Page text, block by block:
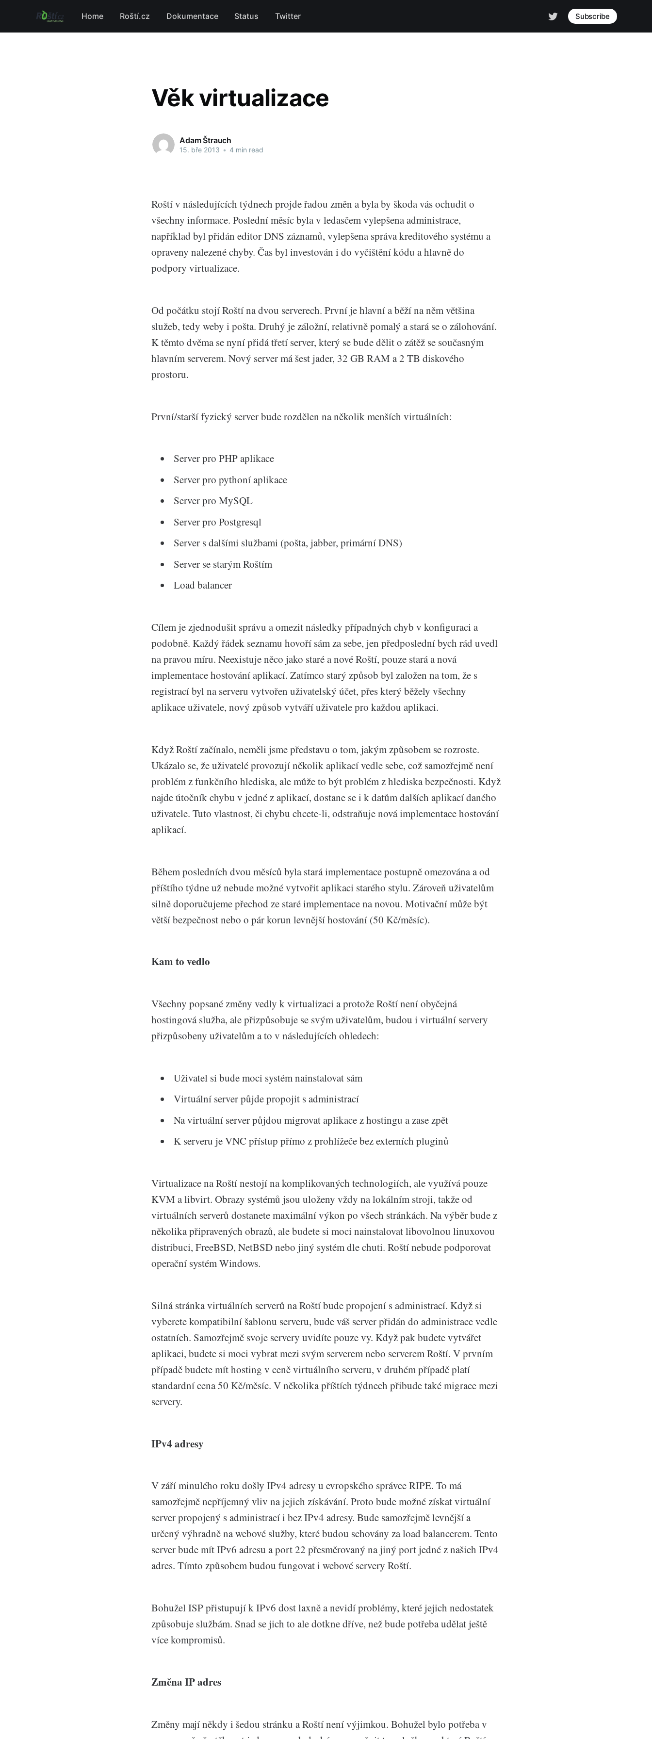
Home Roští.cz Dokumentace Status Twitter Subscribe
Věk virtualizace
Adam Štrauch
15. bře 2013 • 4 min read
Roští v následujících týdnech projde řadou změn a byla by škoda vás ochudit o
všechny informace. Poslední měsíc byla v ledasčem vylepšena administrace,
například byl přidán editor DNS záznamů, vylepšena správa kreditového systému a
opraveny nalezené chyby. Čas byl investován i do vyčištění kódu a hlavně do
podpory virtualizace.
Od počátku stojí Roští na dvou serverech. První je hlavní a běží na něm většina
služeb, tedy weby i pošta. Druhý je záložní, relativně pomalý a stará se o zálohování.
K těmto dvěma se nyní přidá třetí server, který se bude dělit o zátěž se současným
hlavním serverem. Nový server má šest jader, 32 GB RAM a 2 TB diskového
prostoru.
První/starší fyzický server bude rozdělen na několik menších virtuálních:
Server pro PHP aplikace
Server pro pythoní aplikace
Server pro MySQL
Server pro Postgresql
Server s dalšími službami (pošta, jabber, primární DNS)
Server se starým Roštím
Load balancer
Cílem je zjednodušit správu a omezit následky případných chyb v konfiguraci a
podobně. Každý řádek seznamu hovoří sám za sebe, jen předposlední bych rád uvedl
na pravou míru. Neexistuje něco jako staré a nové Roští, pouze stará a nová
implementace hostování aplikací. Zatímco starý způsob byl založen na tom, že s
registrací byl na serveru vytvořen uživatelský účet, přes který běžely všechny
aplikace uživatele, nový způsob vytváří uživatele pro každou aplikaci.
Když Roští začínalo, neměli jsme představu o tom, jakým způsobem se rozroste.
Ukázalo se, že uživatelé provozují několik aplikací vedle sebe, což samozřejmě není
problém z funkčního hlediska, ale může to být problém z hlediska bezpečnosti. Když
najde útočník chybu v jedné z aplikací, dostane se i k datům dalších aplikací daného
uživatele. Tuto vlastnost, či chybu chcete-li, odstraňuje nová implementace hostování
aplikací.
Během posledních dvou měsíců byla stará implementace postupně omezována a od
příštího týdne už nebude možné vytvořit aplikaci starého stylu. Zároveň uživatelům
silně doporučujeme přechod ze staré implementace na novou. Motivační může být
větší bezpečnost nebo o pár korun levnější hostování (50 Kč/měsíc).
Kam to vedlo
Všechny popsané změny vedly k virtualizaci a protože Roští není obyčejná
hostingová služba, ale přizpůsobuje se svým uživatelům, budou i virtuální servery
přizpůsobeny uživatelům a to v následujících ohledech:
Uživatel si bude moci systém nainstalovat sám
Virtuální server půjde propojit s administrací
Na virtuální server půjdou migrovat aplikace z hostingu a zase zpět
K serveru je VNC přístup přímo z prohlížeče bez externích pluginů
Virtualizace na Roští nestojí na komplikovaných technologiích, ale využívá pouze
KVM a libvirt. Obrazy systémů jsou uloženy vždy na lokálním stroji, takže od
virtuálních serverů dostanete maximální výkon po všech stránkách. Na výběr bude z
několika připravených obrazů, ale budete si moci nainstalovat libovolnou linuxovou
distribuci, FreeBSD, NetBSD nebo jiný systém dle chuti. Roští nebude podporovat
operační systém Windows.
Silná stránka virtuálních serverů na Roští bude propojení s administrací. Když si
vyberete kompatibilní šablonu serveru, bude váš server přidán do administrace vedle
ostatních. Samozřejmě svoje servery uvidíte pouze vy. Když pak budete vytvářet
aplikaci, budete si moci vybrat mezi svým serverem nebo serverem Roští. V prvním
případě budete mít hosting v ceně virtuálního serveru, v druhém případě platí
standardní cena 50 Kč/měsíc. V několika příštích týdnech přibude také migrace mezi
servery.
IPv4 adresy
V září minulého roku došly IPv4 adresy u evropského správce RIPE. To má
samozřejmě nepříjemný vliv na jejich získávání. Proto bude možné získat virtuální
server propojený s administrací i bez IPv4 adresy. Bude samozřejmě levnější a
určený výhradně na webové služby, které budou schovány za load balancerem. Tento
server bude mít IPv6 adresu a port 22 přesměrovaný na jiný port jedné z našich IPv4
adres. Tímto způsobem budou fungovat i webové servery Roští.
Bohužel ISP přistupují k IPv6 dost laxně a nevidí problémy, které jejich nedostatek
způsobuje službám. Snad se jich to ale dotkne dříve, než bude potřeba udělat ještě
více kompromisů.
Změna IP adres
Změny mají někdy i šedou stránku a Roští není výjimkou. Bohužel bylo potřeba v